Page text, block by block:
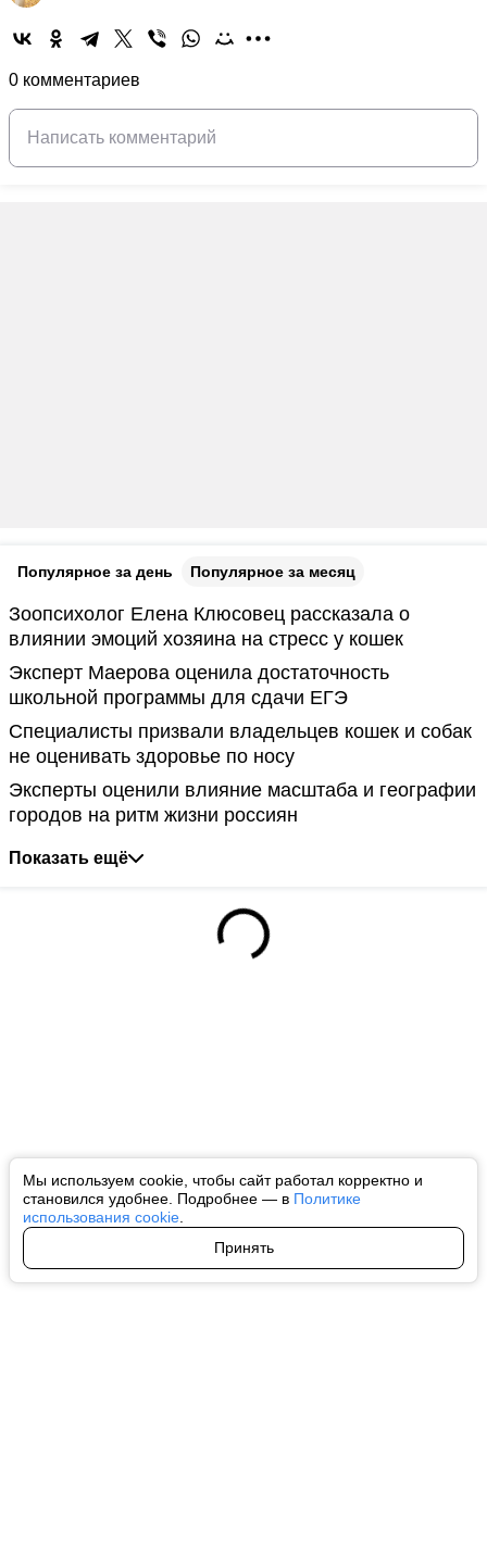
Мы используем cookie, чтобы сайт работал корректно и
становился удобнее. Подробнее — в Политике
использования cookie
Принять
0 комментариев
Популярное за день Популярное за месяц
Зоопсихолог Елена Клюсовец рассказала о
влиянии эмоций хозяина на стресс у кошек
Эксперт Маерова оценила достаточность
школьной программы для сдачи ЕГЭ
Специалисты призвали владельцев кошек и собак
не оценивать здоровье по носу
Эксперты оценили влияние масштаба и географии
городов на ритм жизни россиян
Показать ещё